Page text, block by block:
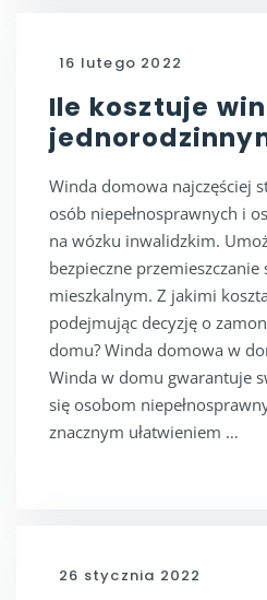
16 lutego 2022
Ile kosztuje
Winda domowa najczęściej
osób niepełnosprawnych i
na wózku inwalidzkim.
bezpieczne
mieszkalnym. Z jakimi
podejmując decyzję o
domu? Winda domowa w
Winda w domu gwarantuje
się osobom
znacznym ułatwieniem …
26 stycznia 2022